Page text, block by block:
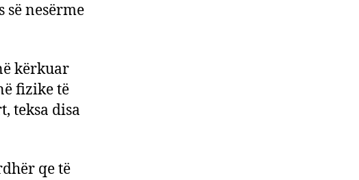
së nesërme
kërkuar
fizike të
teksa disa
qe të